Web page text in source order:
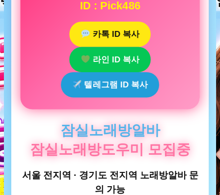
ID : Pick486
카톡 ID 복사
라인 ID 복사
텔레그램 ID 복사
잠실노래방알바
잠실노래방도우미 모집중
서울 전지역 · 경기도 전지역 노래방알바 문
의 가능